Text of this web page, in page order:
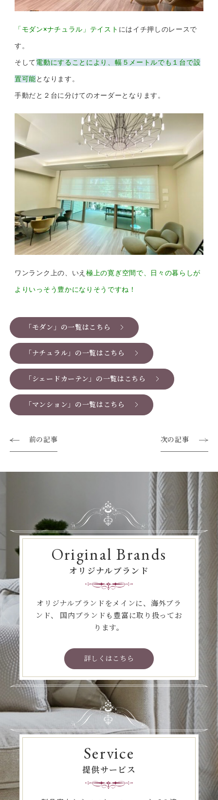
「モダン×ナチュラル」テイスト にはイチ押しのレースで
す。
そして電動にすることにより、幅５メートルでも１台で設
置可能となります。
手動だと２台に分けてのオーダーとなります。
ワンランク上の、いえ 極上の寛ぎ空間で、日々の暮らしが
よりいっそう豊かになりそうですね！
「モダン」の一覧はこちら
「ナチュラル」の一覧はこちら
「シェードカーテン」の一覧はこちら
「マンション」の一覧はこちら
前の記事 次の記事
Original Brands
オリジナルブランド
オリジナルブランドをメインに、海外ブラ
ンド、
国内ブランドも豊富に取り扱ってお
ります。
詳しくはこちら
Service
提供サービス